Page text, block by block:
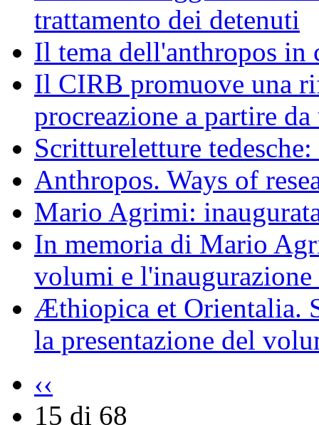
trattamento dei detenuti
Il tema dell'anthropos in
Il CIRB promuove una
procreazione a partire
Scrittureletture
Anthropos. Ways of
Mario Agrimi:
In memoria di Mario
volumi e
Æthiopica et Orientalia.
la presentazione del
‹‹
15 di 68